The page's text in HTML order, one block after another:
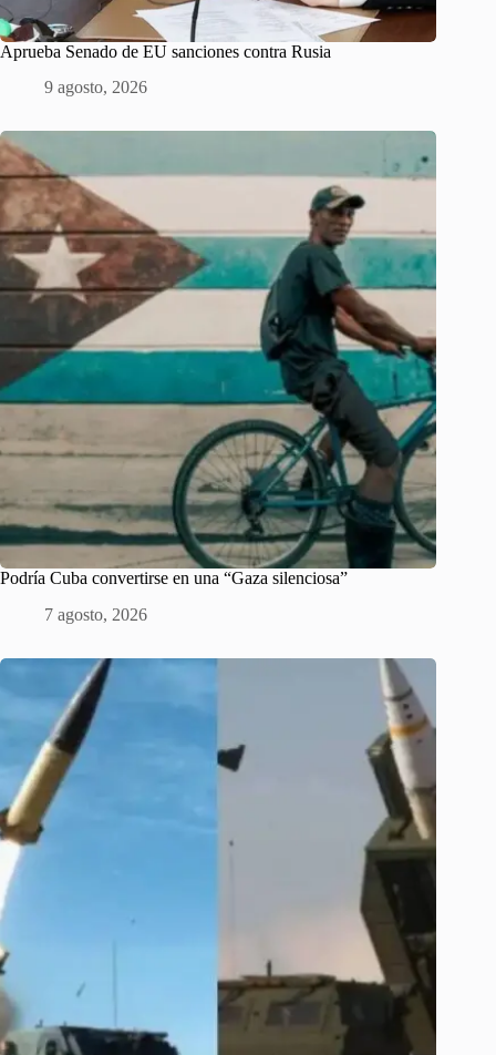
Aprueba Senado de EU sanciones contra Rusia
9 agosto, 2026
Podría Cuba convertirse en una “Gaza silenciosa”
7 agosto, 2026